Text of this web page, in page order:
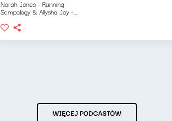
Norah Jones - Running
Sampology & Allysha Joy -...
WIĘCEJ PODCASTÓW